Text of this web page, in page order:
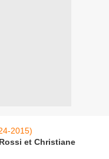
et Christiane